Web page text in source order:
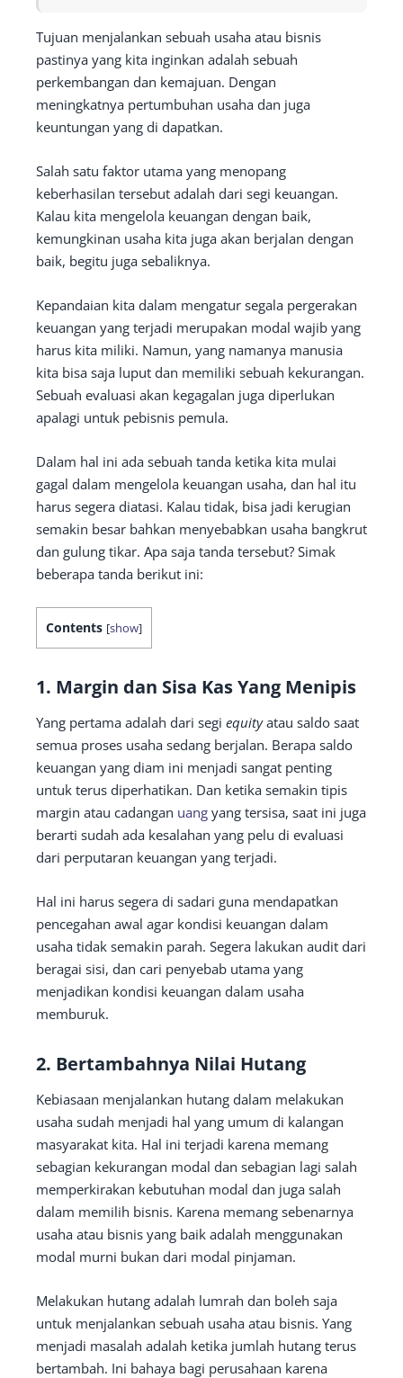
Tujuan menjalankan sebuah usaha atau bisnis
pastinya yang kita inginkan adalah sebuah
perkembangan dan kemajuan. Dengan
meningkatnya pertumbuhan usaha dan juga
keuntungan yang di dapatkan.
Salah satu faktor utama yang menopang
keberhasilan tersebut adalah dari segi keuangan.
Kalau kita mengelola keuangan dengan baik,
kemungkinan usaha kita juga akan berjalan dengan
baik, begitu juga sebaliknya.
Kepandaian kita dalam mengatur segala pergerakan
keuangan yang terjadi merupakan modal wajib yang
harus kita miliki. Namun, yang namanya manusia
kita bisa saja luput dan memiliki sebuah kekurangan.
Sebuah evaluasi akan kegagalan juga diperlukan
apalagi untuk pebisnis pemula.
Dalam hal ini ada sebuah tanda ketika kita mulai
gagal dalam mengelola keuangan usaha, dan hal itu
harus segera diatasi. Kalau tidak, bisa jadi kerugian
semakin besar bahkan menyebabkan usaha bangkrut
dan gulung tikar. Apa saja tanda tersebut? Simak
beberapa tanda berikut ini:
Contents [show]
1. Margin dan Sisa Kas Yang Menipis
Yang pertama adalah dari segi equityatau saldo saat
semua proses usaha sedang berjalan. Berapa saldo
keuangan yang diam ini menjadi sangat penting
untuk terus diperhatikan. Dan ketika semakin tipis
margin atau cadangan uang yang tersisa, saat ini juga
berarti sudah ada kesalahan yang pelu di evaluasi
dari perputaran keuangan yang terjadi.
Hal ini harus segera di sadari guna mendapatkan
pencegahan awal agar kondisi keuangan dalam
usaha tidak semakin parah. Segera lakukan audit dari
beragai sisi, dan cari penyebab utama yang
menjadikan kondisi keuangan dalam usaha
memburuk.
2. Bertambahnya Nilai Hutang
Kebiasaan menjalankan hutang dalam melakukan
usaha sudah menjadi hal yang umum di kalangan
masyarakat kita. Hal ini terjadi karena memang
sebagian kekurangan modal dan sebagian lagi salah
memperkirakan kebutuhan modal dan juga salah
dalam memilih bisnis. Karena memang sebenarnya
usaha atau bisnis yang baik adalah menggunakan
modal murni bukan dari modal pinjaman.
Melakukan hutang adalah lumrah dan boleh saja
untuk menjalankan sebuah usaha atau bisnis. Yang
menjadi masalah adalah ketika jumlah hutang terus
bertambah. Ini bahaya bagi perusahaan karena